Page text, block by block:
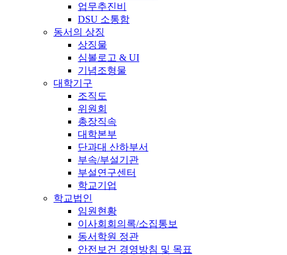
업무추진비
DSU 소통함
동서의 상징
상징물
심볼로고 & UI
기념조형물
대학기구
조직도
위원회
총장직속
대학본부
단과대 산하부서
부속/부설기관
부설연구센터
학교기업
학교법인
임원현황
이사회회의록/소집통보
동서학원 정관
안전보건 경영방침 및 목표